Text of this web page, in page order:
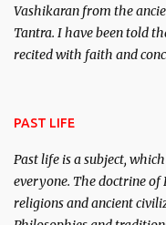
Vashikaran from the
Tantra. I have been told
recited with faith and
PAST LIFE
Past life is a subject,
everyone. The doctrine
religions and ancient